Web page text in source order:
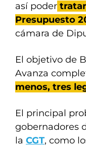
así poder
Presupuesto
cámara de
El objetivo de
Avanza
menos, tres
El principal
gobernadores
la CGT, como